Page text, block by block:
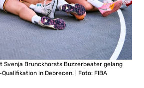
Svenja Brunckhorsts Buzzerbeater gelang
in Debrecen. | Foto: FIBA